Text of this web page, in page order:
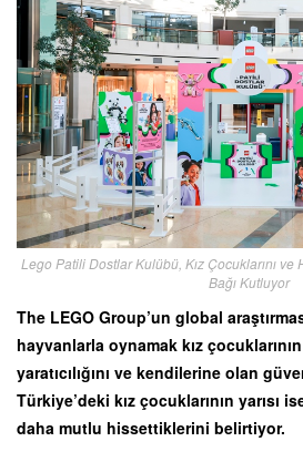
Lego Patili Dostlar Kulübü, Kız Çocuklarını ve
Bağı Kutluyor
The LEGO Group’un global
hayvanlarla oynamak kız
yaratıcılığını ve kendilerine olan
Türkiye’deki kız çocuklarının yarısı
daha mutlu hissettiklerini belirtiyor.